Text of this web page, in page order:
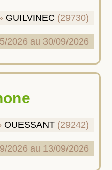
GUILVINEC (29730)
2026 au 30/09/2026
OUESSANT (29242)
2026 au 13/09/2026